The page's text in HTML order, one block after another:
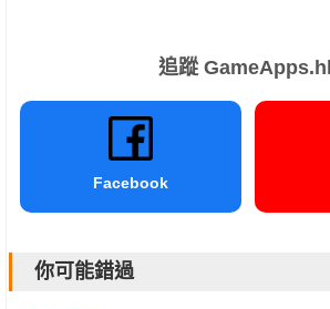
追蹤
Facebook
你可能錯過